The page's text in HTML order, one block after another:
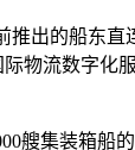
出的船东
物流数字化
艘集装箱